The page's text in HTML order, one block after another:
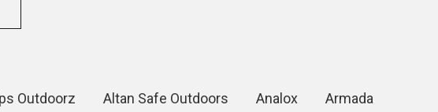
Outdoorz Altan Safe Outdoors Analox Armada